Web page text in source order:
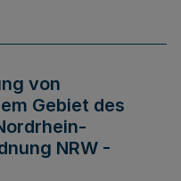
von
Gebiet des
NRW -